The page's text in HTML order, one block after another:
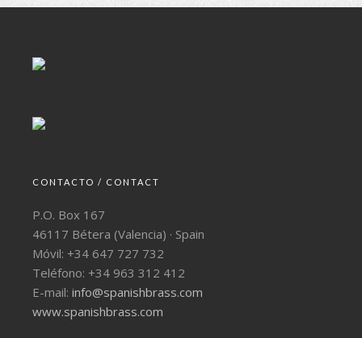
CONTACTO / CONTACT
P.O. Box 167
46117 Bétera (Valencia) · Spain
Móvil: +34 647 727 732
Teléfono: +34 963 312 412
E-mail: info@spanishbrass.com
www.spanishbrass.com